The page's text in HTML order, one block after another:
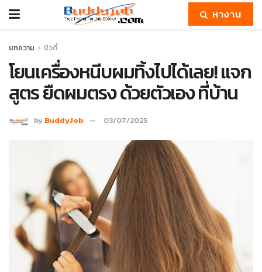
หางาน
บทความ บิวตี้
โยนเครื่องหนีบผมทิ้งไปได้เลย! แจก
สูตร ยืดผมตรง ด้วยตัวเอง ที่บ้าน
by BuddyJob 03/07/2025